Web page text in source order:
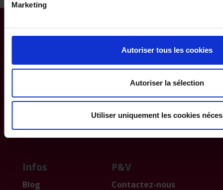
Marketing
Autoriser tous les cookies
Autoriser la sélection
Utiliser uniquement les cookies
Particulier
Votre habitation,
Vos épargnes et
FAQ
Professionnel
Votre entreprise
Packs d’assurances
Infos
Blog
P&V
Contactez-nous